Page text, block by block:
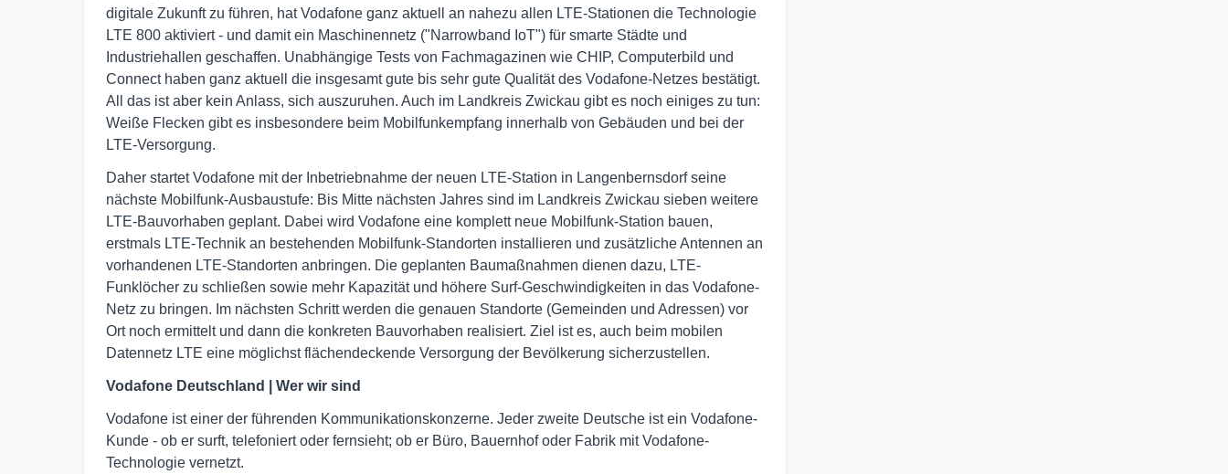
digitale Zukunft zu führen, hat Vodafone ganz aktuell an nahezu allen LTE-Stationen die Technologie
LTE 800 aktiviert - und damit ein Maschinennetz ("Narrowband IoT") für smarte Städte und
Industriehallen geschaffen. Unabhängige Tests von Fachmagazinen wie CHIP, Computerbild und
Connect haben ganz aktuell die insgesamt gute bis sehr gute Qualität des Vodafone-Netzes bestätigt.
All das ist aber kein Anlass, sich auszuruhen. Auch im Landkreis Zwickau gibt es noch einiges zu tun:
Weiße Flecken gibt es insbesondere beim Mobilfunkempfang innerhalb von Gebäuden und bei der
LTE-Versorgung.
Daher startet Vodafone mit der Inbetriebnahme der neuen LTE-Station in Langenbernsdorf seine
nächste Mobilfunk-Ausbaustufe: Bis Mitte nächsten Jahres sind im Landkreis Zwickau sieben weitere
LTE-Bauvorhaben geplant. Dabei wird Vodafone eine komplett neue Mobilfunk-Station bauen,
erstmals LTE-Technik an bestehenden Mobilfunk-Standorten installieren und zusätzliche Antennen an
vorhandenen LTE-Standorten anbringen. Die geplanten Baumaßnahmen dienen dazu, LTE-
Funklöcher zu schließen sowie mehr Kapazität und höhere Surf-Geschwindigkeiten in das Vodafone-
Netz zu bringen. Im nächsten Schritt werden die genauen Standorte (Gemeinden und Adressen) vor
Ort noch ermittelt und dann die konkreten Bauvorhaben realisiert. Ziel ist es, auch beim mobilen
Datennetz LTE eine möglichst flächendeckende Versorgung der Bevölkerung sicherzustellen.
Vodafone Deutschland | Wer wir sind
Vodafone ist einer der führenden Kommunikationskonzerne. Jeder zweite Deutsche ist ein Vodafone-
Kunde - ob er surft, telefoniert oder fernsieht; ob er Büro, Bauernhof oder Fabrik mit Vodafone-
Technologie vernetzt.